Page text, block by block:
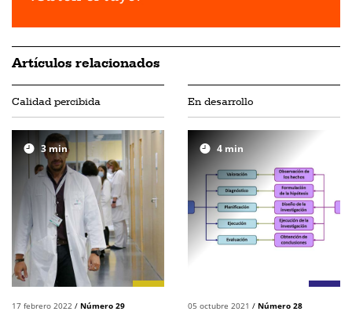
Artículos relacionados
Calidad percibida
3 min
17 febrero 2022 / Número 29
En desarrollo
4 min
05 octubre 2021 / Número 28